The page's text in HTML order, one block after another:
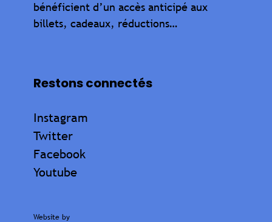
bénéficient d’un accès anticipé aux
billets, cadeaux, réductions…
Restons connectés
Instagram
Twitter
Facebook
Youtube
Website by